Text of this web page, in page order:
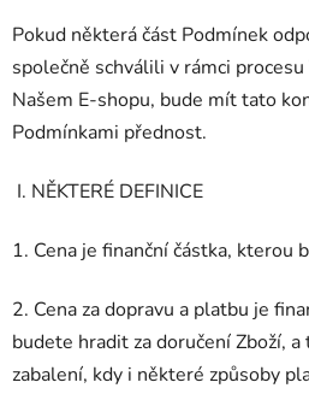
Pokud některá část Podmínek
společně schválili v rámci
Našem E-shopu, bude mít tato
Podmínkami přednost.
I. NĚKTERÉ DEFINICE
1. Cena je finanční částka, kterou
2. Cena za dopravu a platbu je
budete hradit za doručení Zboží,
zabalení, kdy i některé způsoby